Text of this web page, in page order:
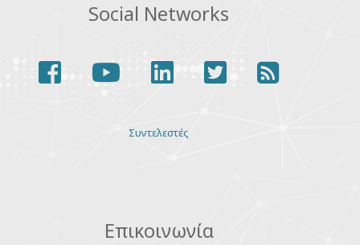
Social Networks
facebookyoutubelinkedin
twitterrss
Συντελεστές
Επικοινωνία